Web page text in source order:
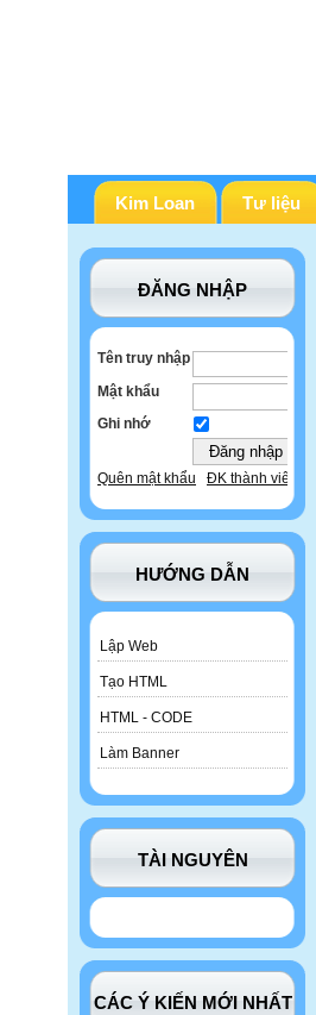
Kim Loan Tư liệu
ĐĂNG NHẬP
Tên truy nhập
Mật khẩu
Ghi nhớ
Quên mật khẩu ĐK thành viên
HƯỚNG DẪN
Lập Web
Tạo HTML
HTML - CODE
Làm Banner
TÀI NGUYÊN
CÁC Ý KIẾN MỚI NHẤT